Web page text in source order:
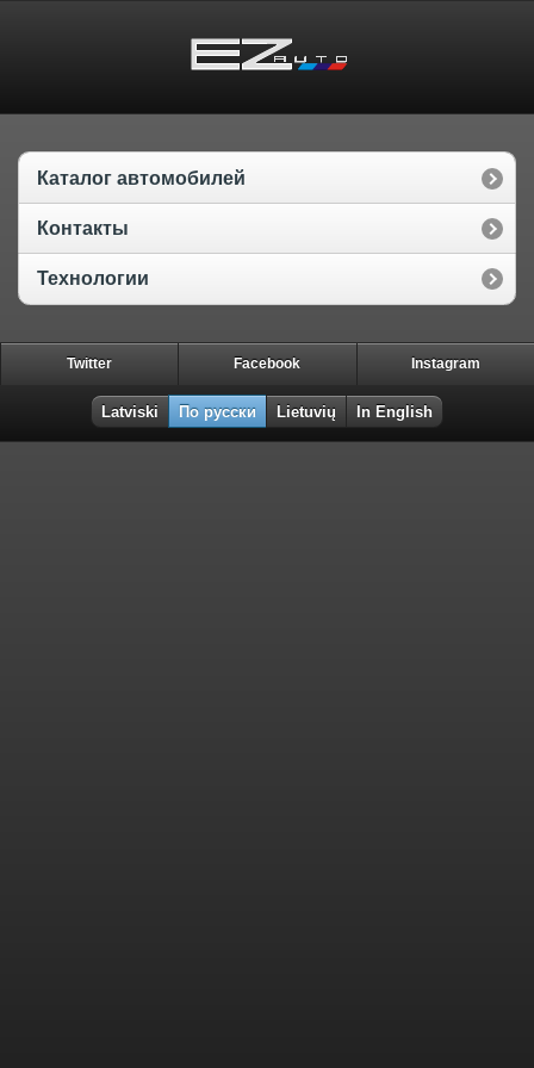
Каталог автомобилей
Контакты
Технологии
Twitter Facebook Instagram
Latviski По русски Lietuvių In English